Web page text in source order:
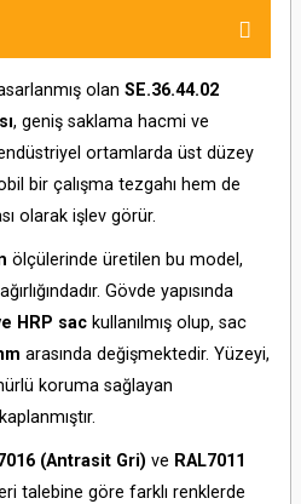
olan SE.36.44.02
, geniş saklama hacmi ve
ortamlarda üst düzey
bir çalışma tezgahı hem de
olarak işlev görür.
ölçülerinde üretilen bu model,
ağırlığındadır. Gövde yapısında
HRP sac kullanılmış olup, sac
arasında değişmektedir. Yüzeyi,
koruma sağlayan
(Antrasit Gri) ve RAL7011
talebine göre farklı renklerde